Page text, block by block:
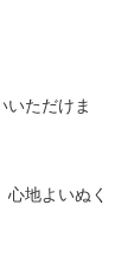
いただけま
地よいぬく